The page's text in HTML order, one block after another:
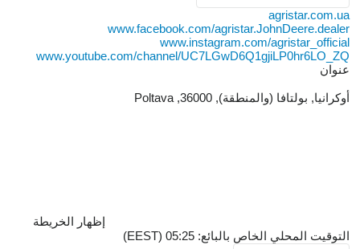
agristar.com.ua
www.facebook.com/agristar.JohnDeere.dealer
www.instagram.com/agristar_official
www.youtube.com/channel/UC7LGwD6Q1gjiLP0hr6LO_ZQ
عنوان
أوكرانيا, بولتافا (والمنطقة), 36000, Poltava
إظهار الخريطة
التوقيت المحلي الخاص بالبائع: 05:25 (EEST)